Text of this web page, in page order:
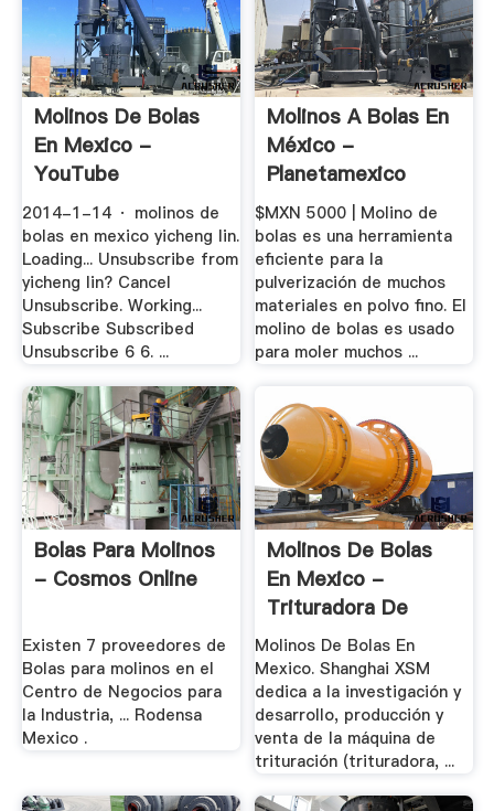
Molinos De Bolas
En Mexico -
YouTube
2014-1-14 · molinos de
bolas en mexico yicheng lin.
Loading... Unsubscribe from
yicheng lin? Cancel
Unsubscribe. Working...
Subscribe Subscribed
Unsubscribe 6 6. ...
Molinos A Bolas En
México -
Planetamexico
$MXN 5000 | Molino de
bolas es una herramienta
eficiente para la
pulverización de muchos
materiales en polvo fino. El
molino de bolas es usado
para moler muchos ...
Bolas Para Molinos
- Cosmos Online
Existen 7 proveedores de
Bolas para molinos en el
Centro de Negocios para
la Industria, ... Rodensa
Mexico .
Molinos De Bolas
En Mexico -
Trituradora De
Cono
Molinos De Bolas En
Mexico. Shanghai XSM
dedica a la investigación y
desarrollo, producción y
venta de la máquina de
trituración (trituradora, ...